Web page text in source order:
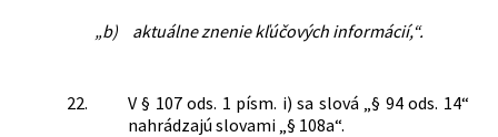
„b) aktuálne znenie kľúčových informácií,“.
22.
V § 107 ods. 1 písm. i) sa slová „§ 94 ods. 14“
nahrádzajú slovami „§ 108a“.